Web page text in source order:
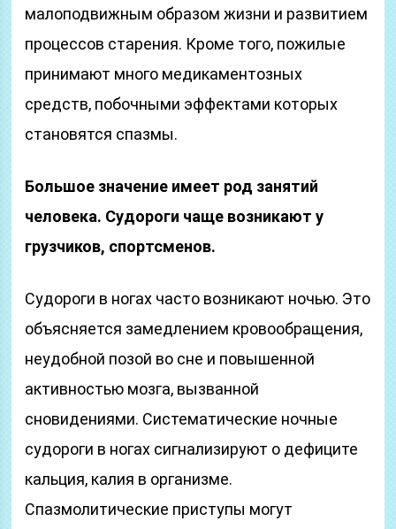
малоподвижным образом жизни и развитием
процессов старения. Кроме того, пожилые
принимают много медикаментозных
средств, побочными эффектами которых
становятся спазмы.
Большое значение имеет род занятий
человека. Судороги чаще возникают у
грузчиков, спортсменов.
Судороги в ногах часто возникают ночью. Это
объясняется замедлением кровообращения,
неудобной позой во сне и повышенной
активностью мозга, вызванной
сновидениями. Систематические ночные
судороги в ногах сигнализируют о дефиците
кальция, калия в организме.
Спазмолитические приступы могут